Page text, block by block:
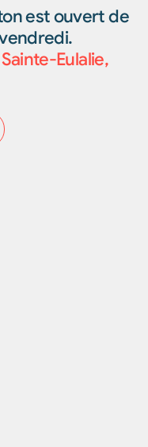
est ouvert de
Sainte-Eulalie,